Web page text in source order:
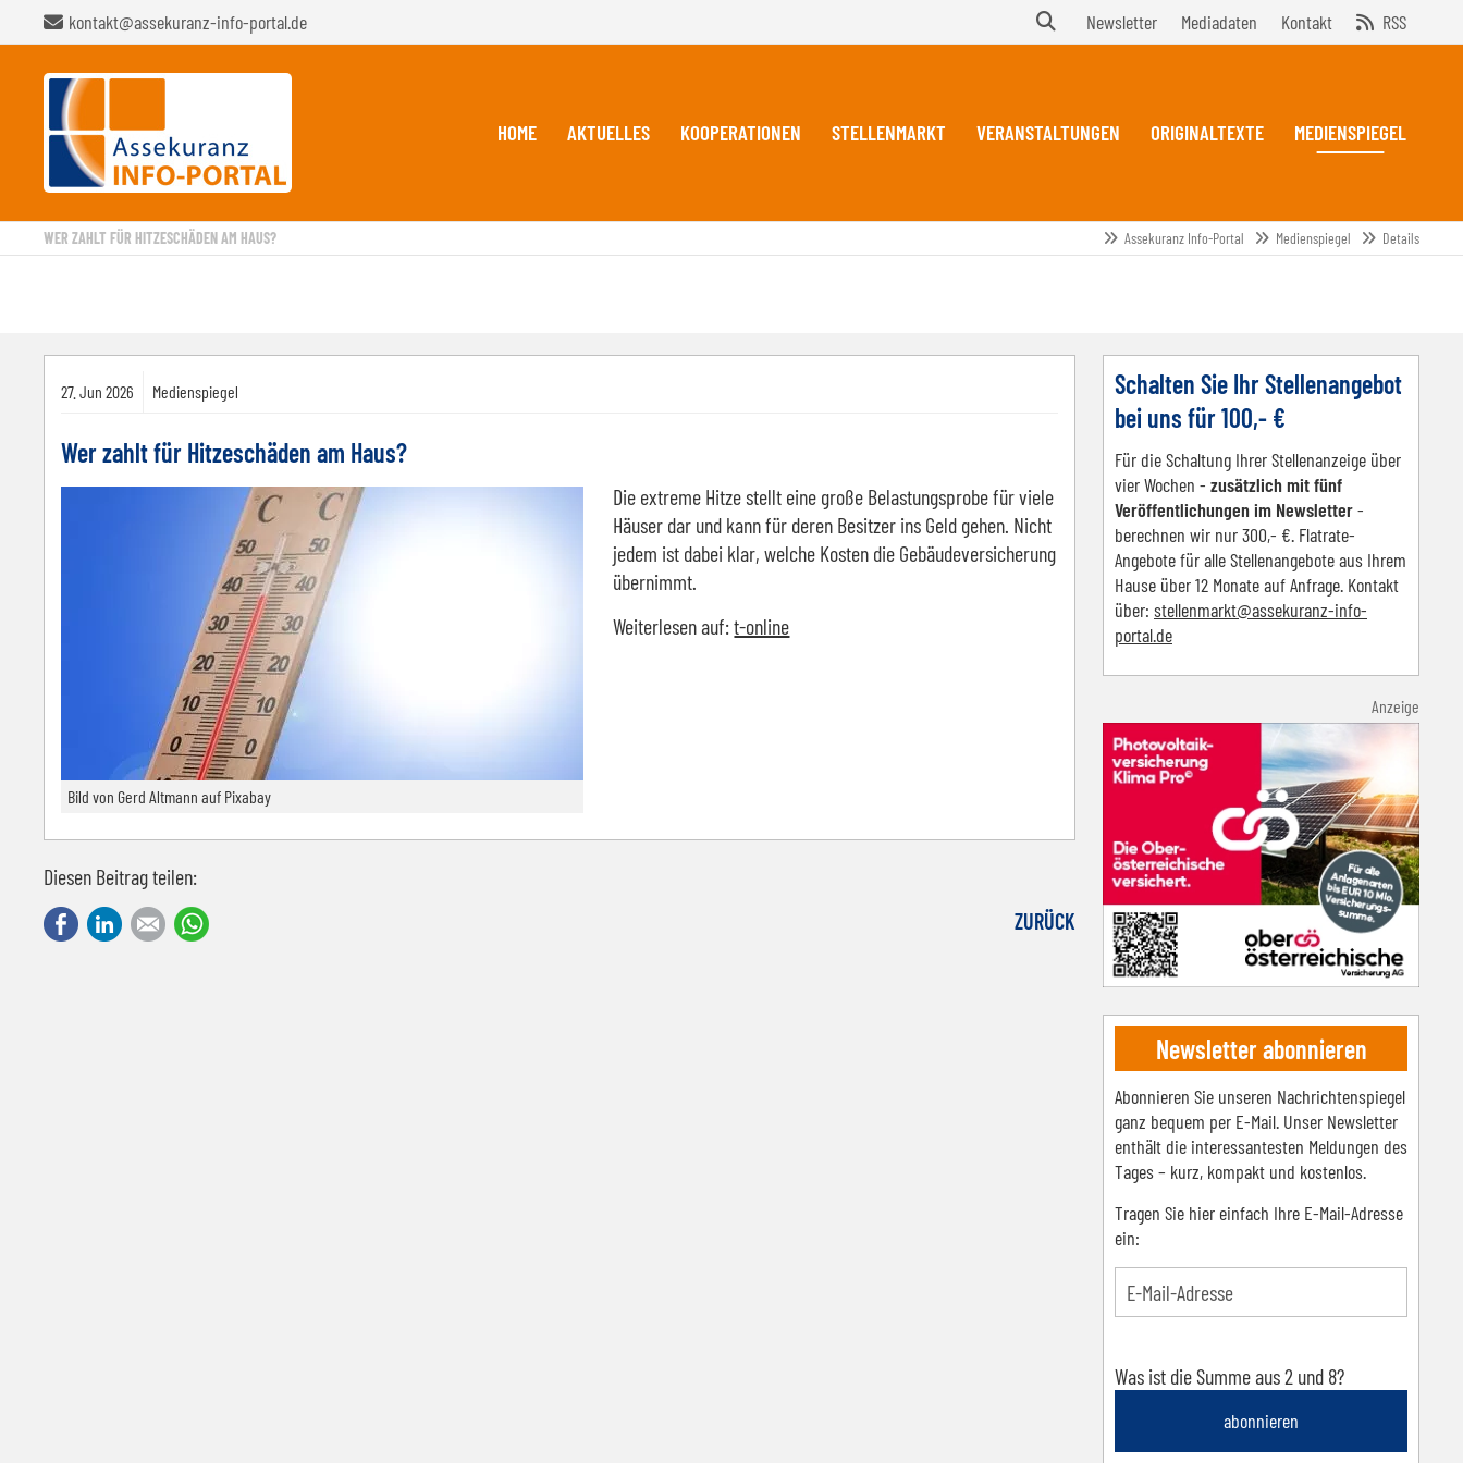
kontakt@assekuranz-info-portal.de Newsletter Mediadaten Kontakt RSS
HOME AKTUELLES KOOPERATIONEN STELLENMARKT VERANSTALTUNGEN ORIGINALTEXTE MEDIENSPIEGEL
WER ZAHLT FÜR HITZESCHÄDEN AM HAUS? Assekuranz Info-Portal Medienspiegel Details
27. Jun 2026 Medienspiegel
Wer zahlt für Hitzeschäden am Haus?
Bild von Gerd Altmann auf Pixabay
Die extreme Hitze stellt eine große Belastungsprobe für viele
Häuser dar und kann für deren Besitzer ins Geld gehen. Nicht
jedem ist dabei klar, welche Kosten die Gebäudeversicherung
übernimmt.
Weiterlesen auf:t-online
Diesen Beitrag teilen:
FacebookLinkedInE-mail ZURÜCK
Schalten Sie Ihr Stellenangebot
bei uns für 100,- €
Für die Schaltung Ihrer Stellenanzeige über
vier Wochen - zusätzlich mit fünf
Veröffentlichungen im Newsletter-
berechnen wir nur 300,- €. Flatrate-
Angebote für alle Stellenangebote aus Ihrem
Hause über 12 Monate auf Anfrage. Kontakt
über: stellenmarkt@assekuranz-info-
portal.de
Anzeige
Newsletter abonnieren
Abonnieren Sie unseren Nachrichtenspiegel
ganz bequem per E-Mail. Unser Newsletter
enthält die interessantesten Meldungen des
Tages – kurz, kompakt und kostenlos.
Tragen Sie hier einfach Ihre E-Mail-Adresse
ein:
Was ist die Summe aus 2 und 8?
abonnieren